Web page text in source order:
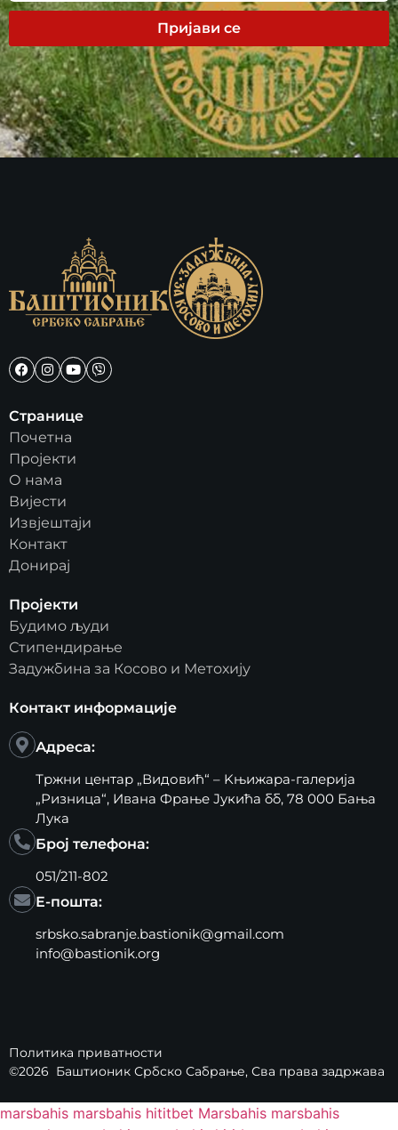
Пријави се
Странице
Почетна
Пројекти
О нама
Вијести
Извјештаји
Контакт
Донирај
Пројекти
Будимо људи
Стипендирање
Задужбина за Косово и Метохију
Контакт информације
Адреса:
Тржни центар „Видовић“ – Kњижара-галерија
„Ризница“, Ивана Фрање Јукића бб, 78 000 Бања
Лука
Број телефона:
051/211-802
Е-пошта:
srbsko.sabranje.bastionik@gmail.com
info@bastionik.org
Политика приватности
©2026 Баштионик Србско Сабрање, Сва права задржава
marsbahis marsbahis hititbet Marsbahis marsbahis